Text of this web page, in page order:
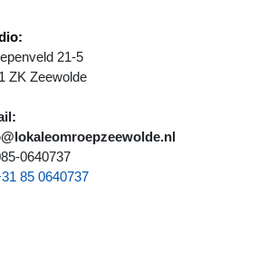
21-5
ZK Zeewolde
0640737
85 0640737